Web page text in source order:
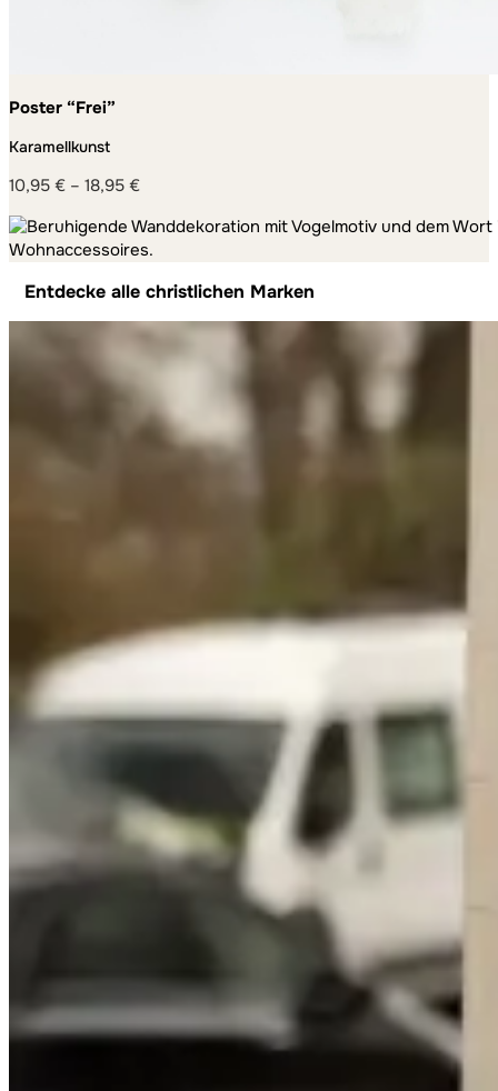
Poster “Frei”
Karamellkunst
10,95 € – 18,95 €
10,95 €
bis
Entdecke alle christlichen Marken